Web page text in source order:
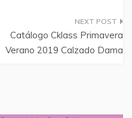
Catálogo Cklass Primavera
Verano 2019 Calzado Dama